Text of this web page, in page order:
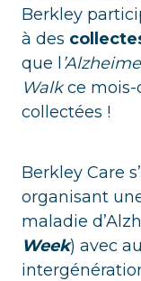
Berkley
à des
que l
Walkce mois-
collectées !
Berkley Care
organisant
maladie
Week) avec